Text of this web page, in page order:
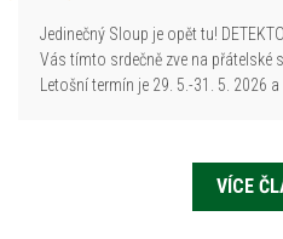
Jedinečný Sloup je opět tu!
Vás tímto srdečně zve na přátelské
Letošní termín je 29. 5.-31. 5. 2026 a
VÍCE